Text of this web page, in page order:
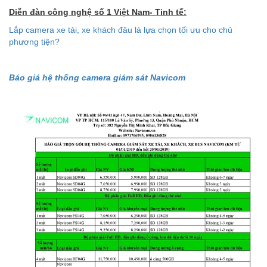
Diễn đàn công nghệ số 1 Việt Nam- Tinh tế:
Lắp camera xe tải, xe khách đâu là lựa chọn tối ưu cho chủ
phương tiện?
Báo giá hệ thống camera giám sát Navicom